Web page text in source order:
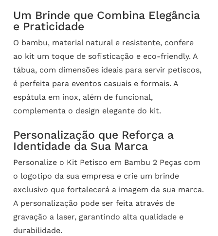
Um Brinde que Combina Elegância
e Praticidade
O bambu, material natural e resistente, confere
ao kit um toque de sofisticação e eco-friendly. A
tábua, com dimensões ideais para servir petiscos,
é perfeita para eventos casuais e formais. A
espátula em inox, além de funcional,
complementa o design elegante do kit.
Personalização que Reforça a
Identidade da Sua Marca
Personalize o Kit Petisco em Bambu 2 Peças com
o logotipo da sua empresa e crie um brinde
exclusivo que fortalecerá a imagem da sua marca.
A personalização pode ser feita através de
gravação a laser, garantindo alta qualidade e
durabilidade.